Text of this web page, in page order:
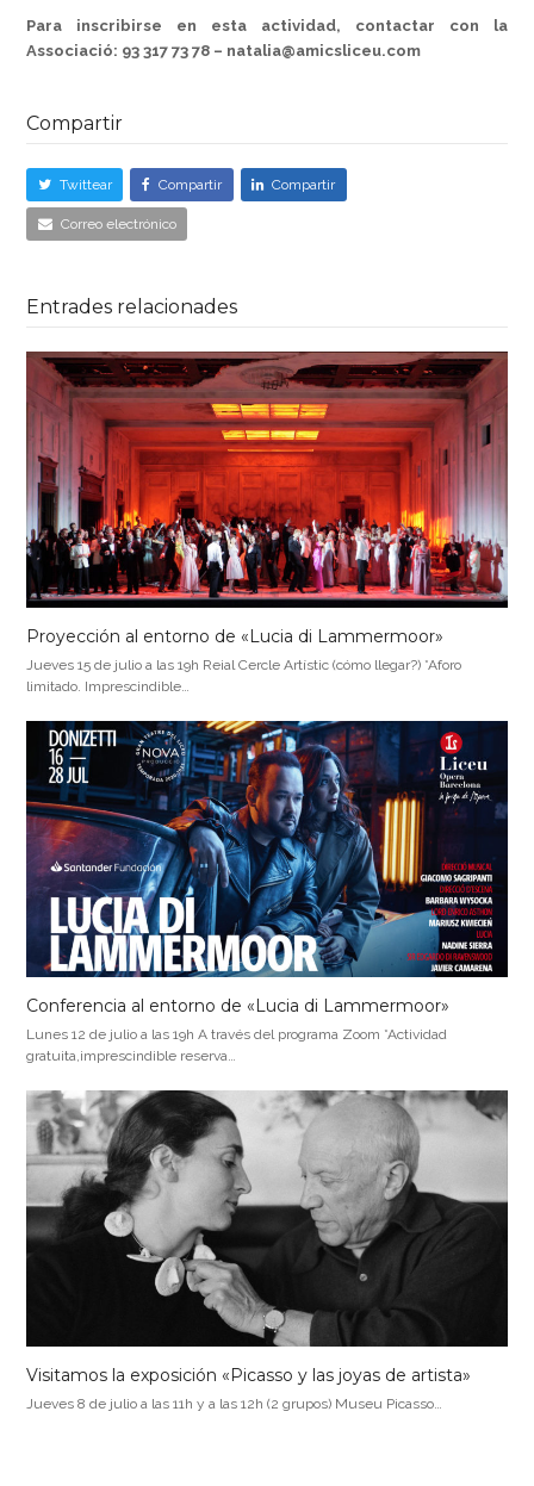
Para inscribirse en esta actividad, contactar con la
Associació: 93 317 73 78 – natalia@amicsliceu.com
Compartir
Twittear Compartir Compartir
Correo electrónico
Entrades relacionades
Proyección al entorno de «Lucia di Lammermoor»
Jueves 15 de julio a las 19h Reial Cercle Artístic (cómo llegar?) *Aforo
limitado. Imprescindible…
Conferencia al entorno de «Lucia di Lammermoor»
Lunes 12 de julio a las 19h A través del programa Zoom *Actividad
gratuita,imprescindible reserva…
Visitamos la exposición «Picasso y las joyas de artista»
Jueves 8 de julio a las 11h y a las 12h (2 grupos) Museu Picasso…